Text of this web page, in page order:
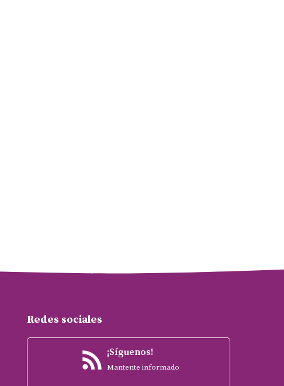
Redes sociales
¡Síguenos!
Mantente informado